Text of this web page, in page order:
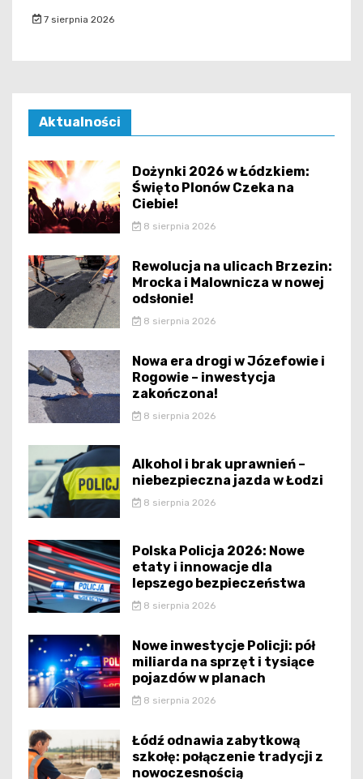
7 sierpnia 2026
Aktualności
Dożynki 2026 w Łódzkiem:
Święto Plonów Czeka na
Ciebie!
8 sierpnia 2026
Rewolucja na ulicach Brzezin:
Mrocka i Malownicza w nowej
odsłonie!
8 sierpnia 2026
Nowa era drogi w Józefowie i
Rogowie – inwestycja
zakończona!
8 sierpnia 2026
Alkohol i brak uprawnień –
niebezpieczna jazda w Łodzi
8 sierpnia 2026
Polska Policja 2026: Nowe
etaty i innowacje dla
lepszego bezpieczeństwa
8 sierpnia 2026
Nowe inwestycje Policji: pół
miliarda na sprzęt i tysiące
pojazdów w planach
8 sierpnia 2026
Łódź odnawia zabytkową
szkołę: połączenie tradycji z
nowoczesnością